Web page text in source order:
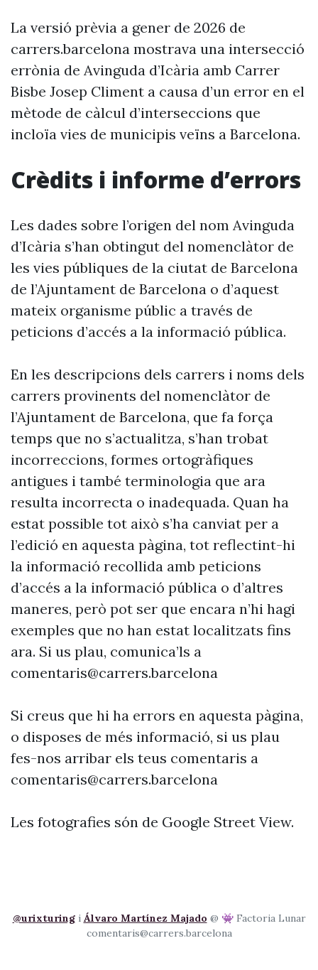
La versió prèvia a gener de 2026 de
carrers.barcelona mostrava una intersecció
errònia de Avinguda d’Icària amb Carrer
Bisbe Josep Climent a causa d’un error en el
mètode de càlcul d’interseccions que
incloïa vies de municipis veïns a Barcelona.
Crèdits i informe d’errors
Les dades sobre l’origen del nom Avinguda
d’Icària s’han obtingut del nomenclàtor de
les vies públiques de la ciutat de Barcelona
de l’Ajuntament de Barcelona o d’aquest
mateix organisme públic a través de
peticions d’accés a la informació pública.
En les descripcions dels carrers i noms dels
carrers provinents del nomenclàtor de
l’Ajuntament de Barcelona, que fa força
temps que no s’actualitza, s’han trobat
incorreccions, formes ortogràfiques
antigues i també terminologia que ara
resulta incorrecta o inadequada. Quan ha
estat possible tot això s’ha canviat per a
l’edició en aquesta pàgina, tot reflectint-hi
la informació recollida amb peticions
d’accés a la informació pública o d’altres
maneres, però pot ser que encara n’hi hagi
exemples que no han estat localitzats fins
ara. Si us plau, comunica’ls a
comentaris@carrers.barcelona
Si creus que hi ha errors en aquesta pàgina,
o disposes de més informació, si us plau
fes-nos arribar els teus comentaris a
comentaris@carrers.barcelona
Les fotografies són de Google Street View.
@urixturingi Álvaro Martínez Majado @ 👾 Factoria Lunar
comentaris@carrers.barcelona